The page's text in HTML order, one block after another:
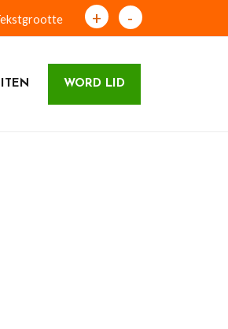
+ -
WORD LID